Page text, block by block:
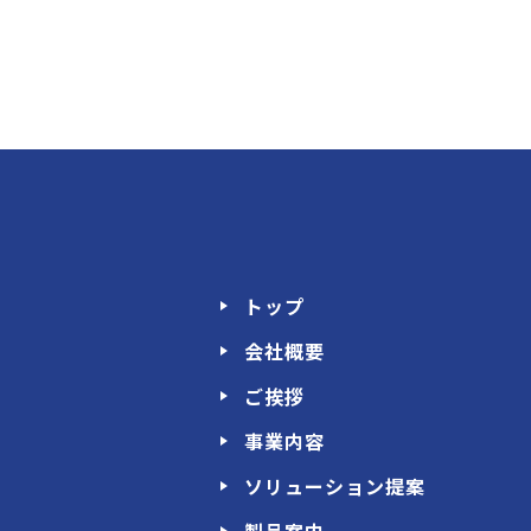
トップ
会社概要
ご挨拶
事業内容
ソリューション提案